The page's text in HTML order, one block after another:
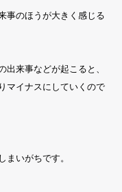
事のほうが大きく感じる
出来事などが起こると、
マイナスにしていくので
まいがちです。